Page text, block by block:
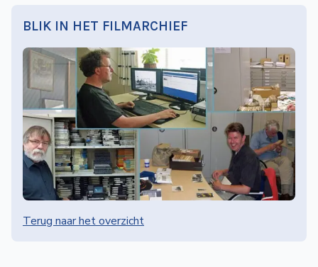
BLIK IN HET FILMARCHIEF
Terug naar het overzicht